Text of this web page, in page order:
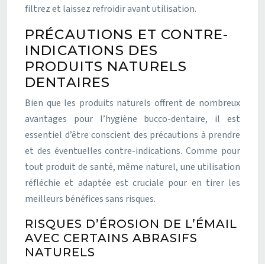
filtrez et laissez refroidir avant utilisation.
PRÉCAUTIONS ET CONTRE-
INDICATIONS DES
PRODUITS NATURELS
DENTAIRES
Bien que les produits naturels offrent de nombreux
avantages pour l’hygiène bucco-dentaire, il est
essentiel d’être conscient des précautions à prendre
et des éventuelles contre-indications. Comme pour
tout produit de santé, même naturel, une utilisation
réfléchie et adaptée est cruciale pour en tirer les
meilleurs bénéfices sans risques.
RISQUES D’ÉROSION DE L’ÉMAIL
AVEC CERTAINS ABRASIFS
NATURELS